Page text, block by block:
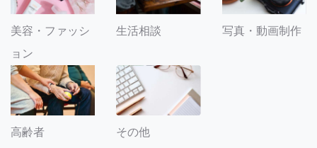
美容・ファッシ
ョン
生活相談 写真・動画制作
高齢者 その他